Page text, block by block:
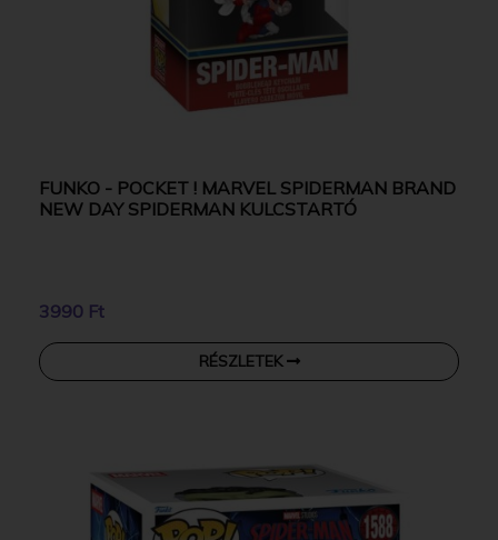
FUNKO - POCKET ! MARVEL SPIDERMAN BRAND
NEW DAY SPIDERMAN KULCSTARTÓ
3990 Ft
RÉSZLETEK